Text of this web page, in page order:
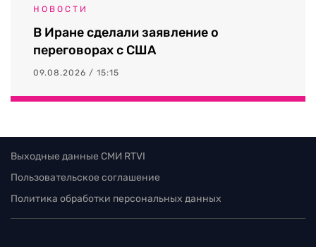
НОВОСТИ
В Иране сделали заявление о
переговорах с США
09.08.2026 / 15:15
Выходные данные СМИ RTVI
Пользовательское соглашение
Политика обработки персональных данных